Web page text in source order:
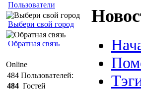
Пользователи
Выбери свой город
Обратная связь
Online
484 Пользователей:
484 Гостей